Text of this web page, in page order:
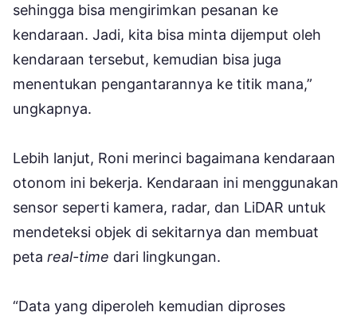
sehingga bisa mengirimkan pesanan ke
kendaraan. Jadi, kita bisa minta dijemput oleh
kendaraan tersebut, kemudian bisa juga
menentukan pengantarannya ke titik mana,”
ungkapnya.
Lebih lanjut, Roni merinci bagaimana kendaraan
otonom ini bekerja. Kendaraan ini menggunakan
sensor seperti kamera, radar, dan LiDAR untuk
mendeteksi objek di sekitarnya dan membuat
peta real-time dari lingkungan.
“Data yang diperoleh kemudian diproses